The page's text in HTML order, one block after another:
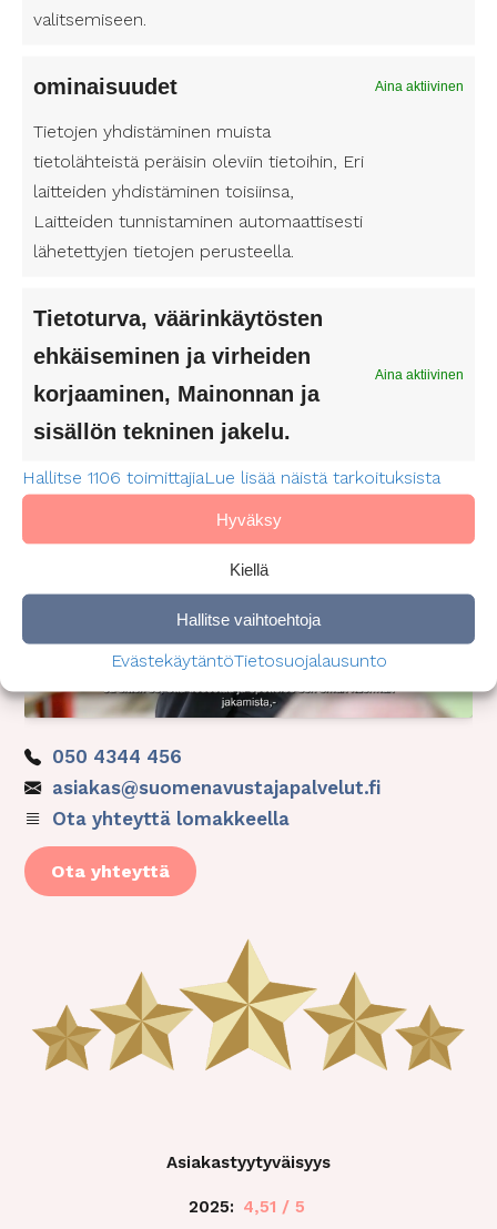
valitsemiseen.
ominaisuudet Aina aktiivinen
Tietojen yhdistäminen muista
tietolähteistä peräisin oleviin tietoihin, Eri
laitteiden yhdistäminen toisiinsa,
Laitteiden tunnistaminen automaattisesti
lähetettyjen tietojen perusteella.
Tietoturva, väärinkäytösten
ehkäiseminen ja virheiden
korjaaminen, Mainonnan ja
sisällön tekninen jakelu.
Aina aktiivinen
Hallitse 1106 toimittajiaLue lisää näistä tarkoituksista
Hyväksy
Kiellä
Hallitse vaihtoehtoja
EvästekäytäntöTietosuojalausunto
o
l
l
e
Saanko palvelua Järvenpään
naapurikunnissa?
Kuinka haen henkilökohtaista
avustajaa Järvenpäässä?
avustajaan?
Henkilökohtaisen avun pelisäännöt
Keski-Uudenmaan hyvinvointialueella
Napsauta hyväksyäksesi tämän palvelun
050 4344 456
asiakas@suomenavustajapalvelut.fi
Ota yhteyttä lomakkeella
Ota yhteyttä
Asiakastyytyväisyys
2025: 4,51 / 5